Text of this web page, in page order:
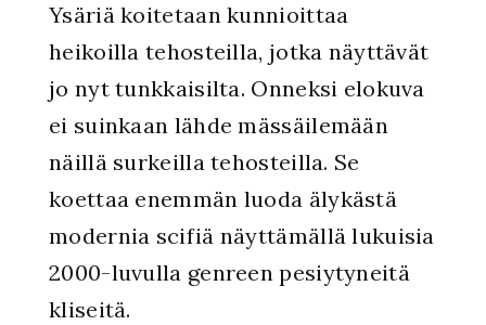
Ysäriä koitetaan kunnioittaa
heikoilla tehosteilla, jotka näyttävät
jo nyt tunkkaisilta. Onneksi elokuva
ei suinkaan lähde mässäilemään
näillä surkeilla tehosteilla. Se
koettaa enemmän luoda älykästä
modernia scifiä näyttämällä lukuisia
2000-luvulla genreen pesiytyneitä
kliseitä.